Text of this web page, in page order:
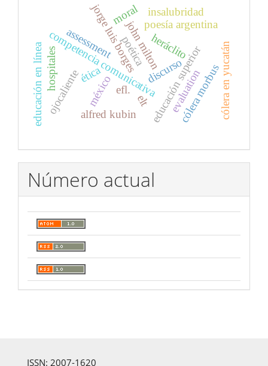
discurso
competencia comunicativaeducación superior
jorge luis borges heráclito
john miltonpoesía argentina
ética
moral
méxico
alfred kubin
assessment
evaluation
elt
efl.
educación en línea cólera morbus
ojocaliente cólera en yucatán
hospitales
insalubridad
poética
Número actual
ISSN: 2007-1620